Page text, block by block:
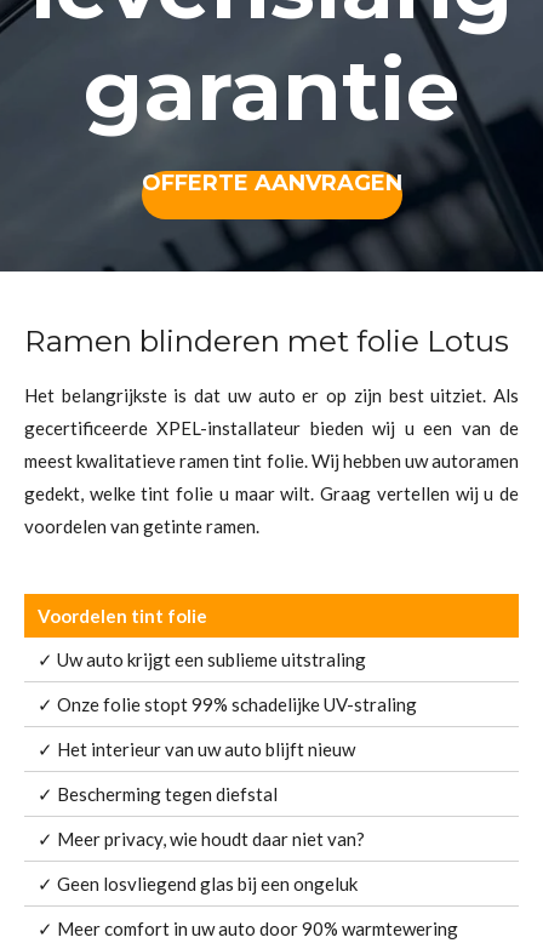
garantie
OFFERTE AANVRAGEN
Ramen blinderen met folie Lotus
Het belangrijkste is dat uw auto er op zijn best uitziet. Als
gecertificeerde XPEL-installateur bieden wij u een van de
meest kwalitatieve ramen tint folie. Wij hebben uw autoramen
gedekt, welke tint folie u maar wilt. Graag vertellen wij u de
voordelen van getinte ramen.
Voordelen tint folie
✓ Uw auto krijgt een sublieme uitstraling
✓ Onze folie stopt 99% schadelijke UV-straling
✓ Het interieur van uw auto blijft nieuw
✓ Bescherming tegen diefstal
✓ Meer privacy, wie houdt daar niet van?
✓ Geen losvliegend glas bij een ongeluk
✓ Meer comfort in uw auto door 90% warmtewering